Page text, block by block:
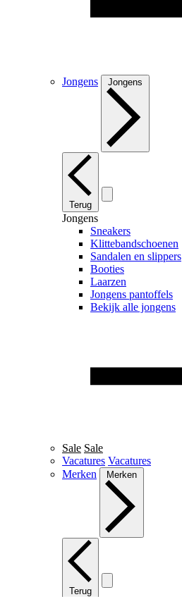
Jongens Jongens
Terug
Jongens
Sneakers
Klittebandschoenen
Sandalen en slippers
Booties
Laarzen
Jongens pantoffels
Bekijk alle jongens
Sale Sale
Vacatures Vacatures
Merken
Merken
Terug